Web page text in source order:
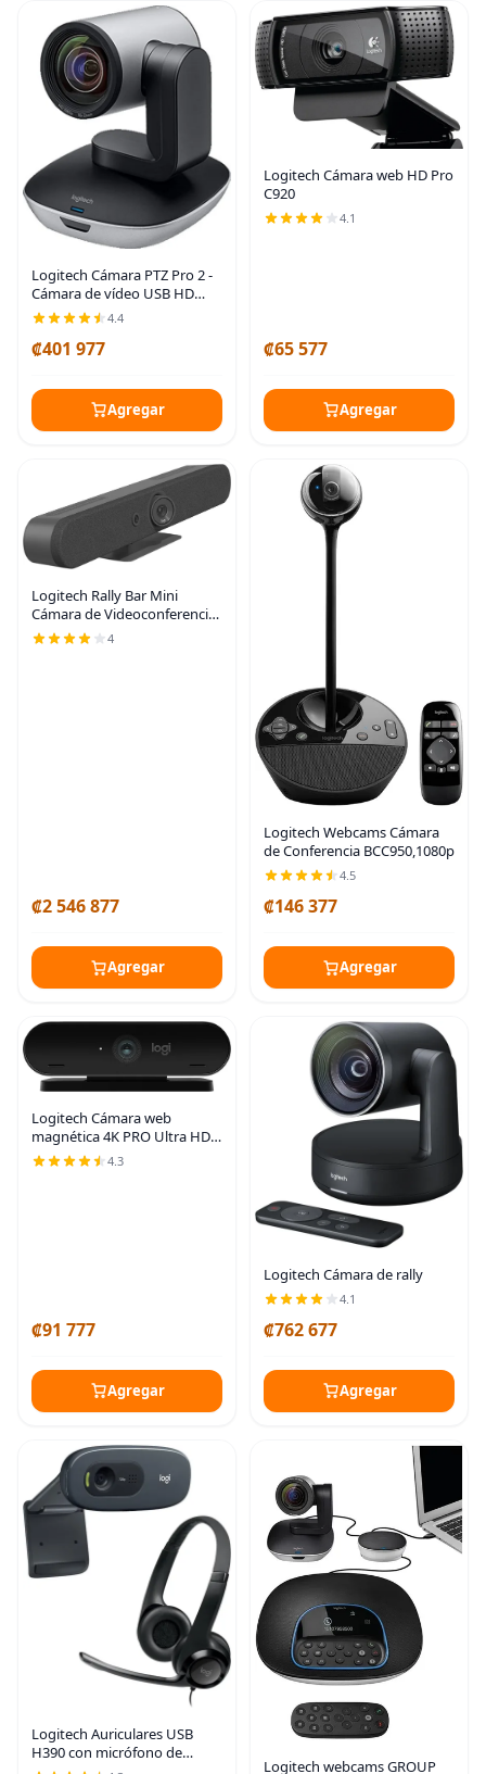
Logitech Cámara PTZ Pro 2 -
Cámara de vídeo USB HD
1080P para salas de
conferencias
4.4
₡401 977
Agregar
Logitech Cámara web HD Pro
C920
4.1
₡65 577
Agregar
Logitech Rally Bar Mini
Cámara de Videoconferencia
- 30 fps - Grafito - USB 3.0
4
₡2 546 877
Agregar
Logitech Webcams Cámara
de Conferencia BCC950,1080p
4.5
₡146 377
Agregar
Logitech Cámara web
magnética 4K PRO Ultra HD
para Apple Pro Display XDR
4.3
₡91 777
Agregar
Logitech Cámara de rally
4.1
₡762 677
Agregar
Logitech Auriculares USB
H390 con micrófono de
Logitech webcams GROUP